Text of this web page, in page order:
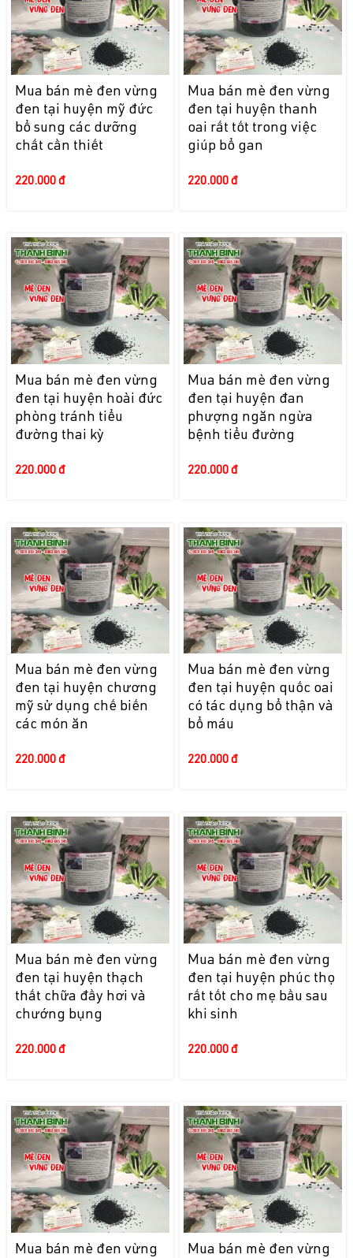
Mua bán mè đen vừng
đen tại huyện mỹ đức
bổ sung các dưỡng
chất cần thiết
220.000 đ
Mua bán mè đen vừng
đen tại huyện thanh
oai rất tốt trong việc
giúp bổ gan
220.000 đ
Mua bán mè đen vừng
đen tại huyện hoài đức
phòng tránh tiểu
đường thai kỳ
220.000 đ
Mua bán mè đen vừng
đen tại huyện đan
phượng ngăn ngừa
bệnh tiểu đường
220.000 đ
Mua bán mè đen vừng
đen tại huyện chương
mỹ sử dụng chế biến
các món ăn
220.000 đ
Mua bán mè đen vừng
đen tại huyện quốc oai
có tác dụng bổ thận và
bổ máu
220.000 đ
Mua bán mè đen vừng
đen tại huyện thạch
thất chữa đầy hơi và
chướng bụng
220.000 đ
Mua bán mè đen vừng
đen tại huyện phúc thọ
rất tốt cho mẹ bầu sau
khi sinh
220.000 đ
Mua bán mè đen vừng
Mua bán mè đen vừng